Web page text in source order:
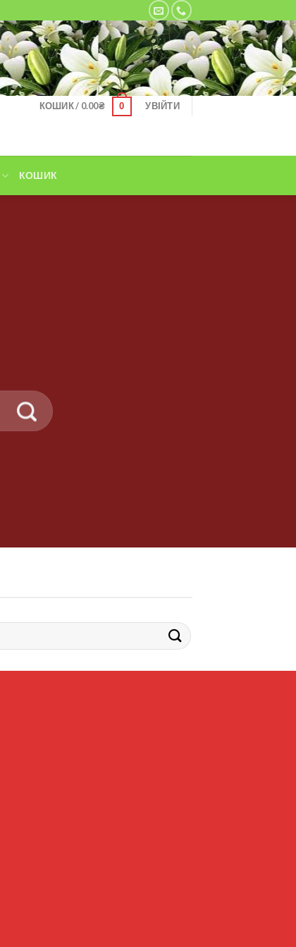
КОШИК / 0.00₴ 0 УВІЙТИ
КОШИК